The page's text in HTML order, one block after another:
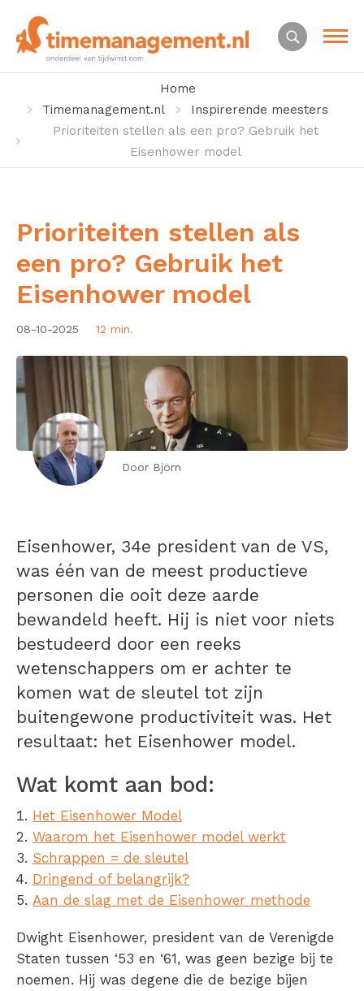
Home
Timemanagement.nl
Inspirerende meesters
Prioriteiten stellen als een pro? Gebruik het
Eisenhower model
Prioriteiten stellen als
een pro? Gebruik het
Eisenhower model
08-10-2025 12 min.
Door Björn
Eisenhower, 34e president van de VS,
was één van de meest productieve
personen die ooit deze aarde
bewandeld heeft. Hij is niet voor niets
bestudeerd door een reeks
wetenschappers om er achter te
komen wat de sleutel tot zijn
buitengewone productiviteit was. Het
resultaat: het Eisenhower model.
Wat komt aan bod:
Het Eisenhower Model
Waarom het Eisenhower model werkt
Schrappen = de sleutel
Dringend of belangrijk?
Aan de slag met de Eisenhower methode
Dwight Eisenhower, president van de Verenigde
Staten tussen ‘53 en ‘61, was geen bezige bij te
noemen. Hij was degene die de bezige bijen